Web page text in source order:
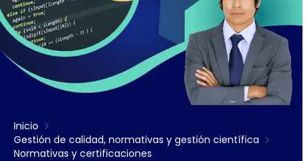
Inicio
Gestión de calidad, normativas y gestión científica
Normativas y certificaciones